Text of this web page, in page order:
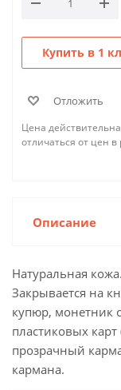
Купить в 1
Отложить
Цена
отличаться от цен
Описание
Натуральная
Закрывается на
купюр, монетник
пластиковых
прозрачный
кармана.